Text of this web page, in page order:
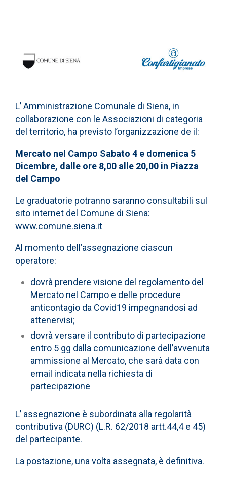
L’ Amministrazione Comunale di Siena, in
collaborazione con le Associazioni di categoria
del territorio, ha previsto l’organizzazione de il:
Mercato nel Campo Sabato 4 e domenica 5
Dicembre, dalle ore 8,00 alle 20,00 in Piazza
del Campo
Le graduatorie potranno saranno consultabili sul
sito internet del Comune di Siena:
www.comune.siena.it
Al momento dell’assegnazione ciascun
operatore:
dovrà prendere visione del regolamento del
Mercato nel Campo e delle procedure
anticontagio da Covid19 impegnandosi ad
attenervisi;
dovrà versare il contributo di partecipazione
entro 5 gg dalla comunicazione dell’avvenuta
ammissione al Mercato, che sarà data con
email indicata nella richiesta di
partecipazione
L’ assegnazione è subordinata alla regolarità
contributiva (DURC) (L.R. 62/2018 artt.44,4 e 45)
del partecipante.
La postazione, una volta assegnata, è definitiva.